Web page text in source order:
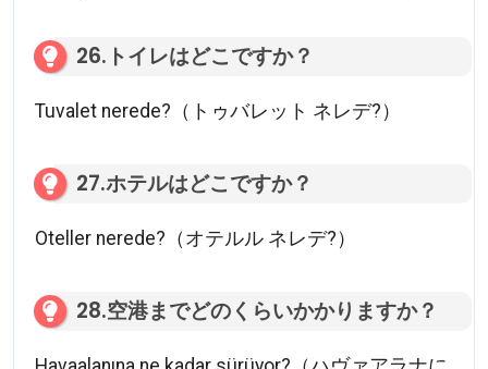
26.トイレはどこですか？
Tuvalet nerede?（トゥバレット ネレデ?）
27.ホテルはどこですか？
Oteller nerede?（オテルル ネレデ?）
28.空港までどのくらいかかりますか？